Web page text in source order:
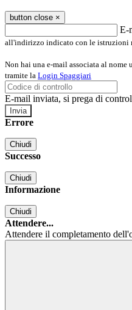
button close ×
E-
all'indirizzo indicato con le istruzioni
Non hai una e-mail associata al nome
tramite la Login Spaggiari
E-mail inviata, si prega di
Errore
Chiudi
Successo
Chiudi
Informazione
Chiudi
Attendere...
Attendere il completamento